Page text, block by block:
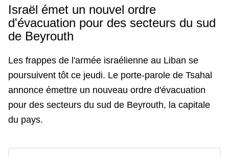
Israël émet un nouvel ordre
d'évacuation pour des secteurs du sud
de Beyrouth
Les frappes de l'armée israélienne au Liban se
poursuivent tôt ce jeudi. Le porte-parole de Tsahal
annonce émettre un nouveau ordre d'évacuation
pour des secteurs du sud de Beyrouth, la capitale
du pays.